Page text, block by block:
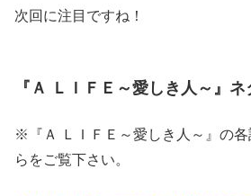
次回に注目ですね！
『Ａ ＬＩＦＥ～愛しき人～』ネ
※『Ａ ＬＩＦＥ～愛しき人～』の
らをご覧下さい。